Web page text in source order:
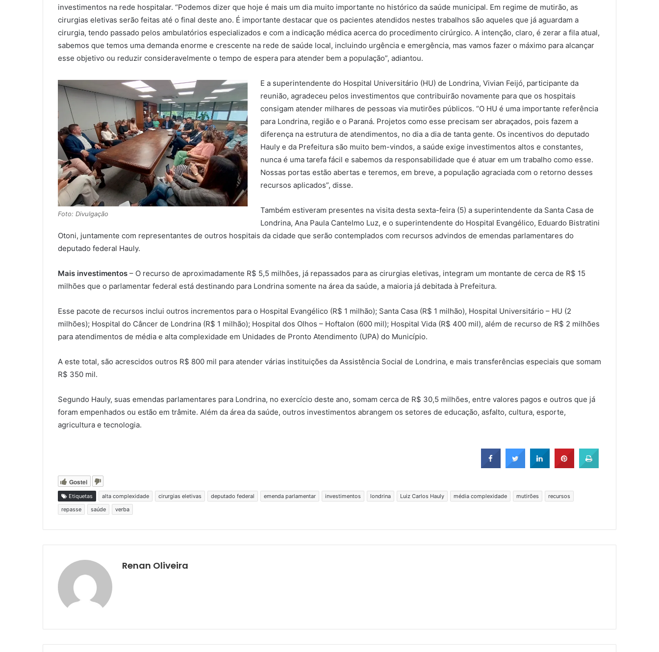
investimentos na rede hospitalar. “Podemos dizer que hoje é mais um dia muito importante no histórico da saúde municipal. Em regime de mutirão, as
cirurgias eletivas serão feitas até o final deste ano. É importante destacar que os pacientes atendidos nestes trabalhos são aqueles que já aguardam a
cirurgia, tendo passado pelos ambulatórios especializados e com a indicação médica acerca do procedimento cirúrgico. A intenção, claro, é zerar a fila atual,
sabemos que temos uma demanda enorme e crescente na rede de saúde local, incluindo urgência e emergência, mas vamos fazer o máximo para alcançar
esse objetivo ou reduzir consideravelmente o tempo de espera para atender bem a população”, adiantou.
Foto: Divulgação
E a superintendente do Hospital Universitário (HU) de Londrina, Vivian Feijó, participante da
reunião, agradeceu pelos investimentos que contribuirão novamente para que os hospitais
consigam atender milhares de pessoas via mutirões públicos. “O HU é uma importante referência
para Londrina, região e o Paraná. Projetos como esse precisam ser abraçados, pois fazem a
diferença na estrutura de atendimentos, no dia a dia de tanta gente. Os incentivos do deputado
Hauly e da Prefeitura são muito bem-vindos, a saúde exige investimentos altos e constantes,
nunca é uma tarefa fácil e sabemos da responsabilidade que é atuar em um trabalho como esse.
Nossas portas estão abertas e teremos, em breve, a população agraciada com o retorno desses
recursos aplicados”, disse.
Também estiveram presentes na visita desta sexta-feira (5) a superintendente da Santa Casa de
Londrina, Ana Paula Cantelmo Luz, e o superintendente do Hospital Evangélico, Eduardo Bistratini
Otoni, juntamente com representantes de outros hospitais da cidade que serão contemplados com recursos advindos de emendas parlamentares do
deputado federal Hauly.
Mais investimentos – O recurso de aproximadamente R$ 5,5 milhões, já repassados para as cirurgias eletivas, integram um montante de cerca de R$ 15
milhões que o parlamentar federal está destinando para Londrina somente na área da saúde, a maioria já debitada à Prefeitura.
Esse pacote de recursos inclui outros incrementos para o Hospital Evangélico (R$ 1 milhão); Santa Casa (R$ 1 milhão), Hospital Universitário – HU (2
milhões); Hospital do Câncer de Londrina (R$ 1 milhão); Hospital dos Olhos – Hoftalon (600 mil); Hospital Vida (R$ 400 mil), além de recurso de R$ 2 milhões
para atendimentos de média e alta complexidade em Unidades de Pronto Atendimento (UPA) do Município.
A este total, são acrescidos outros R$ 800 mil para atender várias instituições da Assistência Social de Londrina, e mais transferências especiais que somam
R$ 350 mil.
Segundo Hauly, suas emendas parlamentares para Londrina, no exercício deste ano, somam cerca de R$ 30,5 milhões, entre valores pagos e outros que já
foram empenhados ou estão em trâmite. Além da área da saúde, outros investimentos abrangem os setores de educação, asfalto, cultura, esporte,
agricultura e tecnologia.
Gostei
Etiquetas alta complexidade cirurgias eletivas deputado federal emenda parlamentar investimentos londrina Luiz Carlos Hauly média complexidade mutirões
recursos
repasse
saúde verba
Renan Oliveira